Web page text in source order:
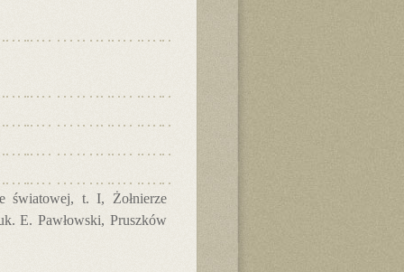
światowej, t. I, Żołnierze
E. Pawłowski, Pruszków